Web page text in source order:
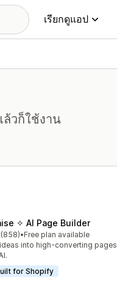
เรียกดูแอป
ล้วก็ใช้งาน
✧ AI Page Builder
ม 5 ดาว
(858)
858 รีวิว
•Free plan available
into high-converting pages
for Shopify